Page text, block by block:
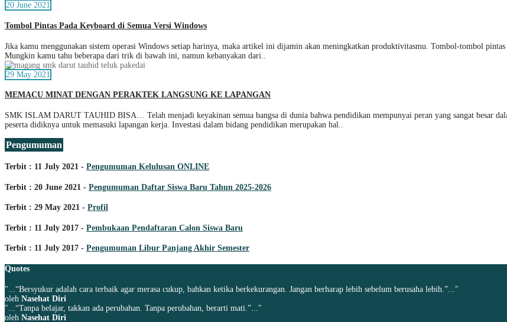
20 June 2021
Tombol Pintas Pada Keyboard di Semua Versi Windows
Jika kamu menggunakan sistem operasi Windows setiap harinya, maka artikel ini dijamin akan meningkatkan produktivitasmu. Tombol-tombol
Mungkin kamu tahu beberapa dari trik di bawah ini, namun kebanyakan dari..
29 May 2021
MEMACU MINAT DENGAN PERAKTEK LANGSUNG KE LAPANGAN
SMK ISLAM DARUT TAUHID BISA… Telah menjadi keyakinan semua bangsa di dunia bahwa pendidikan mempunyai peran yang sangat besar
peserta didiknya untuk memasuki lapangan kerja. Investasi dalam bidang pendidikan merupakan hal..
Pengumuman
Terbit : 11 July 2021 - Pengumuman Kelulusan ONLINE
Terbit : 20 June 2021 - Pengumuman Daftar Siswa Baru Tahun 2025-2026
Terbit : 29 May 2021 - Profil
Terbit : 11 July 2017 - Pembukaan Pendaftaran Calon Siswa Baru
Terbit : 11 July 2017 - Pengumuman Libur Panjang Akhir Semester
Quotes
"...“Bersyukur adalah cara terbaik agar merasa cukup, bahkan ketika berkekurangan. Jangan berharap lebih sebelum berusaha lebih.”..."
oleh Nasehat Diri
"...“Tanpa belajar, takkan ada perubahan. Tanpa perubahan, berarti mati.”..."
oleh Nasehat Diri